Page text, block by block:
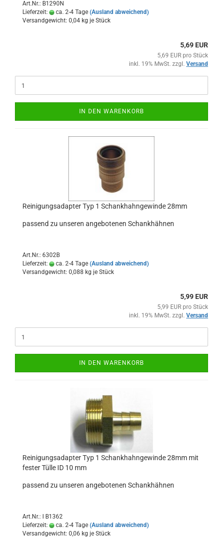
Art.Nr.: B1290N
Lieferzeit:
ca. 2-4 Tage (Ausland abweichend)
Versandgewicht: 0,04 kg je Stück
5,69 EUR
5,69 EUR pro Stück
inkl. 19% MwSt. zzgl. Versand
IN DEN WARENKORB
Reinigungsadapter Typ 1 Schankhahngewinde 28mm
passend zu unseren angebotenen Schankhähnen
Art.Nr.: 6302B
Lieferzeit:
ca. 2-4 Tage (Ausland abweichend)
Versandgewicht: 0,088 kg je Stück
5,99 EUR
5,99 EUR pro Stück
inkl. 19% MwSt. zzgl. Versand
IN DEN WARENKORB
Reinigungsadapter Typ 1 Schankhahngewinde 28mm mit
fester Tülle ID 10 mm
passend zu unseren angebotenen Schankhähnen
Art.Nr.: I B1362
Lieferzeit:
ca. 2-4 Tage (Ausland abweichend)
Versandgewicht: 0,06 kg je Stück